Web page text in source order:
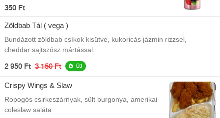
350 Ft
Zöldbab Tál ( vega )
Bundázott zöldbab csíkok kisütve, kukoricás jázmin rizzsel,
cheddar sajtszósz mártással.
2 950 Ft 3 150 Ft ÚJ
Crispy Wings & Slaw
Ropogós csirkeszárnyak, sült burgonya, amerikai
coleslaw saláta